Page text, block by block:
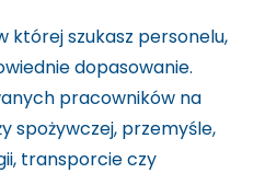
której szukasz personelu,
dopasowanie.
pracowników na
spożywczej, przemyśle,
transporcie czy